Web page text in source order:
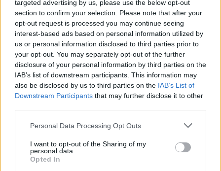
targeted advertising by us, please use the below opt-out
section to confirm your selection. Please note that after your
opt-out request is processed you may continue seeing
interest-based ads based on personal information utilized by
us or personal information disclosed to third parties prior to
your opt-out. You may separately opt-out of the further
disclosure of your personal information by third parties on the
IAB’s list of downstream participants. This information may
also be disclosed by us to third parties on the IAB’s List of
Downstream Participants that may further disclose it to other
Personal Data Processing Opt Outs
I want to opt-out of the Sharing of my
personal data.
Opted In
10 Settembre 2026 - 13 Settembre 2026